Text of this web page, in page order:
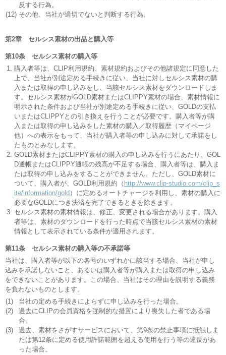
反する行為。
(12) その他、当社が適切でないと判断する行為。
第2章 セルシス素材の出品と購入等
第10条 セルシス素材の購入等
購入者等は、CLIP利用規約、素材規約およびその他諸規定に同意した
上で、当社が別途定める手続きに従い、当社に対しセルシス素材の購
入または取得の申し込みをし、当該セルシス素材をダウンロードしま
す。セルシス素材がGOLD素材またはCLIPPY素材の場合、素材情報に
明示された条件および当社が別途定める手続きに従い、GOLDの支払
いまたはCLIPPYとの引き換えを行うことが必要です。購入者等が購
入または取得の申し込みをした素材の購入／取得履歴（マイページ
他）への表示をもって、当社が購入者等の申し込みに対して承諾をし
たものとみなします。
GOLD素材またはCLIPPY素材の購入の申し込みを行うにあたり、GOL
D通帳またはCLIPPY通帳の残高が不足する場合、購入者等は、購入ま
たは取得の申し込みをすることができません。ただし、GOLD素材に
ついて、購入者が、GOLD利用規約（ http://www.clip-studio.com/clip_s
ite/information/gold ）に定めるオートチャージを利用し、素材の購入に
必要なGOLDにつき決済を完了できるときを除きます。
セルシス素材の素材情報は、修正、変更される場合があります。購入
者等は、素材のダウンロードを行った時点で当該セルシス素材の素材
情報として表示されている条件が適用されます。
第11条 セルシス素材の購入等の不承諾等
当社は、購入者等が以下の各号のいずれかに該当する場合、当社が申し
込みを承諾しないこと、あるいは購入者等が購入または取得の申し込み
をできないことがあります。この場合、当社はその理由を説明する義務
を負わないものとします。
(1)
当社の定める手続きによらずに申し込みを行った場合。
(2)
過去にCLIPの会員資格を強制的な措置により喪失した者である場
合。
(3)
過去、素材をさがすサービスにおいて、第9条の禁止事項に抵触しま
たは第12条に定める使用許諾範囲を超える使用を行う等の違反があ
った場合。